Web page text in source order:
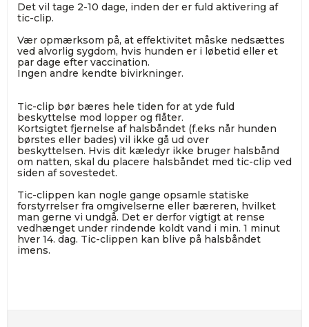
Det vil tage 2-10 dage, inden der er fuld aktivering af
tic-clip.
Vær opmærksom på, at effektivitet måske nedsættes
ved alvorlig sygdom, hvis hunden er i løbetid eller et
par dage efter vaccination.
Ingen andre kendte bivirkninger.
Tic-clip bør bæres hele tiden for at yde fuld
beskyttelse mod lopper og flåter.
Kortsigtet fjernelse af halsbåndet (f.eks når hunden
børstes eller bades) vil ikke gå ud over
beskyttelsen. Hvis dit kæledyr ikke bruger halsbånd
om natten, skal du placere halsbåndet med tic-clip ved
siden af sovestedet.
Tic-clippen kan nogle gange opsamle statiske
forstyrrelser fra omgivelserne eller bæreren, hvilket
man gerne vi undgå. Det er derfor vigtigt at rense
vedhænget under rindende koldt vand i min. 1 minut
hver 14. dag. Tic-clippen kan blive på halsbåndet
imens.